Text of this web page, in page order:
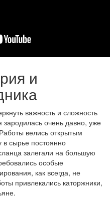
и
важность и сложность
очень давно, уже
велись открытым
в сырье постоянно
залегали на большую
особые
как всегда, не
привлекались каторжники,